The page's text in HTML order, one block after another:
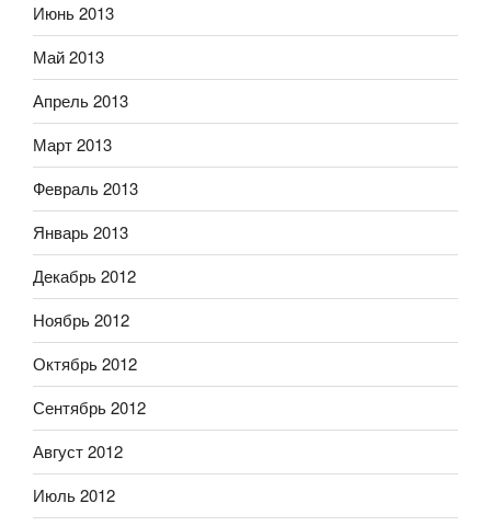
Июнь 2013
Май 2013
Апрель 2013
Март 2013
Февраль 2013
Январь 2013
Декабрь 2012
Ноябрь 2012
Октябрь 2012
Сентябрь 2012
Август 2012
Июль 2012